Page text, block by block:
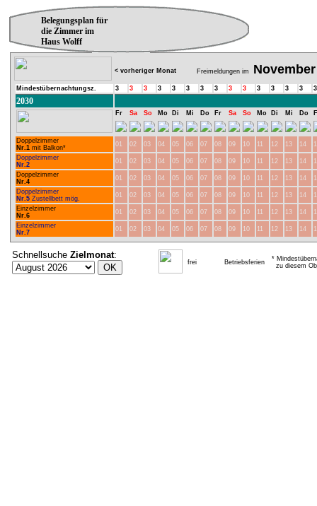
Belegungsplan für
die Zimmer im
Haus Wolff
< vorheriger Monat Freimeldungen im November
Mindestübernachtungsz. 3 3 3 3 3 3 3 3 3 3 3 3 3 3 3
2030
Fr Sa So Mo Di Mi Do Fr Sa So Mo Di Mi Do
Doppelzimmer
Nr.1 mit Balkon* 01 02 03 04 05 06 07 08 09 10 11 12 13 14
Doppelzimmer
Nr.2
01 02 03 04 05 06 07 08 09 10 11 12 13 14
Doppelzimmer
Nr.4
01 02 03 04 05 06 07 08 09 10 11 12 13 14
Doppelzimmer
Nr.5 Zustellbett mög. 01 02 03 04 05 06 07 08 09 10 11 12 13 14
Einzelzimmer
Nr.6
01 02 03 04 05 06 07 08 09 10 11 12 13 14
Einzelzimmer
Nr.7
01 02 03 04 05 06 07 08 09 10 11 12 13 14
Schnellsuche Zielmonat:
frei Betriebsferien
*
zu diesem